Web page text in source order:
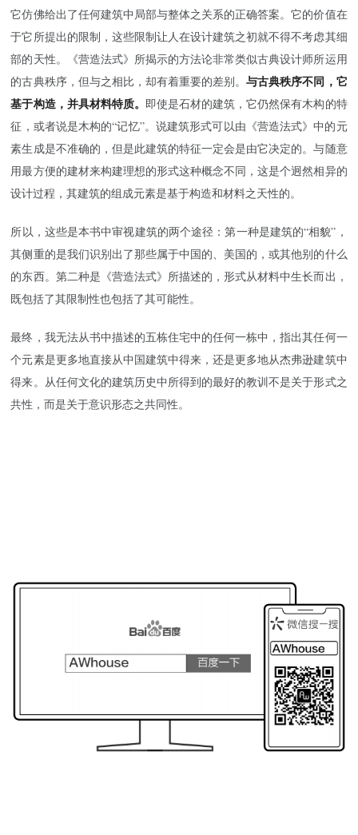
它仿佛给出了任何建筑中局部与整体之关系的正确答案。它的价值在
于它所提出的限制，这些限制让人在设计建筑之初就不得不考虑其细
部的天性。《营造法式》所揭示的方法论非常类似古典设计师所运用
的古典秩序，但与之相比，却有着重要的差别。与古典秩序不同，它
基于构造，并具材料特质。 即使是石材的建筑，它仍然保有木构的特
征，或者说是木构的“记忆”。说建筑形式可以由《营造法式》中的元
素生成是不准确的，但是此建筑的特征一定会是由它决定的。与随意
用最方便的建材来构建理想的形式这种概念不同，这是个迥然相异的
设计过程，其建筑的组成元素是基于构造和材料之天性的。
所以，这些是本书中审视建筑的两个途径：第一种是建筑的“相貌”，
其侧重的是我们识别出了那些属于中国的、美国的，或其他别的什么
的东西。第二种是《营造法式》所描述的，形式从材料中生长而出，
既包括了其限制性也包括了其可能性。
最终，我无法从书中描述的五栋住宅中的任何一栋中，指出其任何一
个元素是更多地直接从中国建筑中得来，还是更多地从杰弗逊建筑中
得来。从任何文化的建筑历史中所得到的最好的教训不是关于形式之
共性，而是关于意识形态之共同性。